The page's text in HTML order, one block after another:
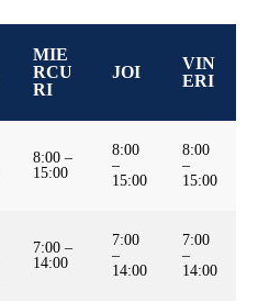
MIE
RCU
RI
JOI
VIN
ERI
8:00 –
15:00
8:00
–
15:00
8:00
–
15:00
7:00 –
14:00
7:00
–
14:00
7:00
–
14:00